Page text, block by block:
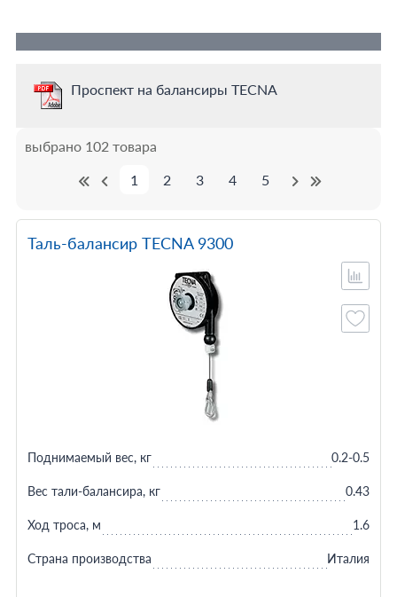
Проспект на балансиры TECNA
выбрано 102 товара
1
2 3 4 5
Таль-балансир TECNA 9300
Поднимаемый вес, кг 0.2-0.5
Вес тали-балансира, кг 0.43
Ход троса, м 1.6
Страна производства Италия